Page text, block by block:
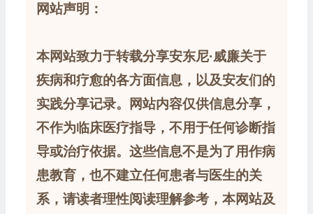
网站声明：
本网站致力于转载分享安东尼·威廉关于
疾病和疗愈的各方面信息，以及安友们的
实践分享记录。网站内容仅供信息分享，
不作为临床医疗指导，不用于任何诊断指
导或治疗依据。这些信息不是为了用作病
患教育，也不建立任何患者与医生的关
系，请读者理性阅读理解参考，本网站及